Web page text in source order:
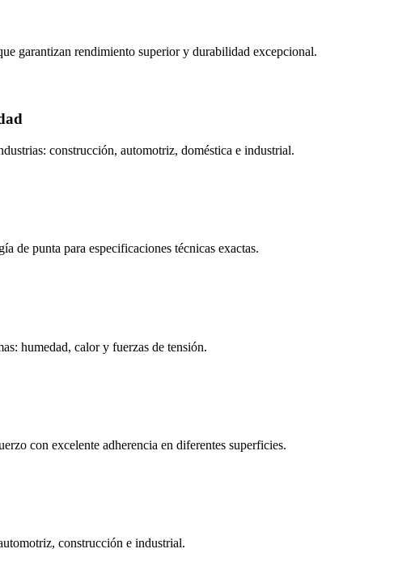
garantizan rendimiento superior y durabilidad excepcional.
construcción, automotriz, doméstica e industrial.
de punta para especificaciones técnicas exactas.
humedad, calor y fuerzas de tensión.
con excelente adherencia en diferentes superficies.
construcción e industrial.